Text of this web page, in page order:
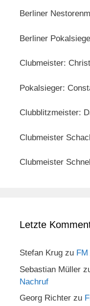
Berliner
Berliner
Clubmeister:
Pokalsieger:
Clubblitzmeister:
Clubmeister
Clubmeister
Letzte
Stefan Krug zu
Sebastian Müller
Nachruf
Georg Richter zu